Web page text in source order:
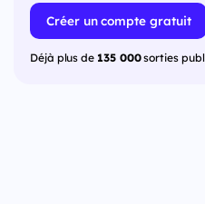
Créer un compte gratuit
Déjà plus de 135 000sorties